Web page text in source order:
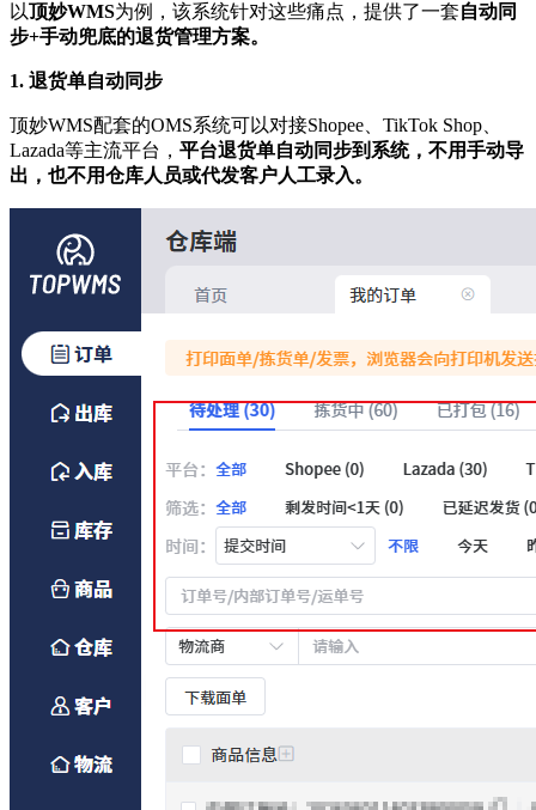
以顶妙WMS为例，该系统针对这些痛点，提供了一套自动同
步+手动兜底的退货管理方案。
1. 退货单自动同步
顶妙WMS配套的OMS系统可以对接Shopee、TikTok Shop、
Lazada等主流平台， 平台退货单自动同步到系统，不用手动导
出，也不用仓库人员或代发客户人工录入。